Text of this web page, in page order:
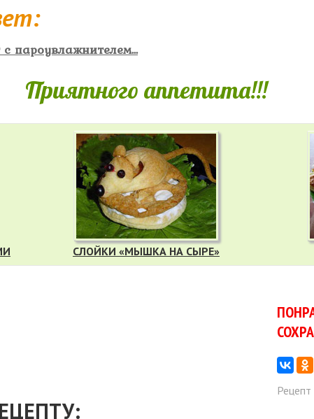
пароувлажнителем...
Приятного аппетита!!!
СЛОЙКИ «МЫШКА НА СЫРЕ»